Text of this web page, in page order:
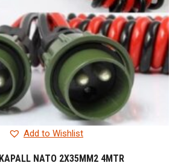
Add to Wishlist
NATO 2X35MM2 4MTR